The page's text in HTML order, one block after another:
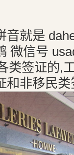
音就是
微信号
类签证的,
和非移民